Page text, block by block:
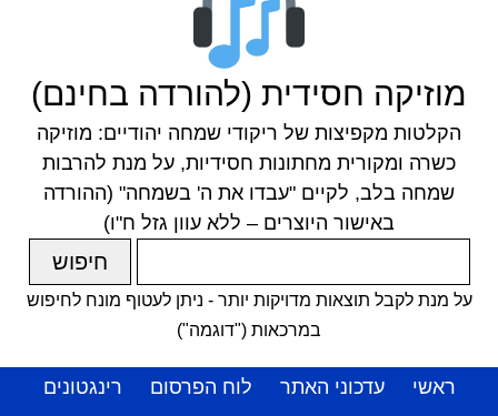
מוזיקה חסידית (להורדה בחינם)
הקלטות מקפיצות של ריקודי שמחה יהודיים: מוזיקה
כשרה ומקורית מחתונות חסידיות, על מנת להרבות
שמחה בלב, לקיים "עבדו את ה' בשמחה" (ההורדה
באישור היוצרים – ללא עוון גזל ח"ו)
על מנת לקבל תוצאות מדויקות יותר - ניתן לעטוף מונח לחיפוש
במרכאות ("דוגמה")
ראשי עדכוני האתר לוח הפרסום
רינגטונים